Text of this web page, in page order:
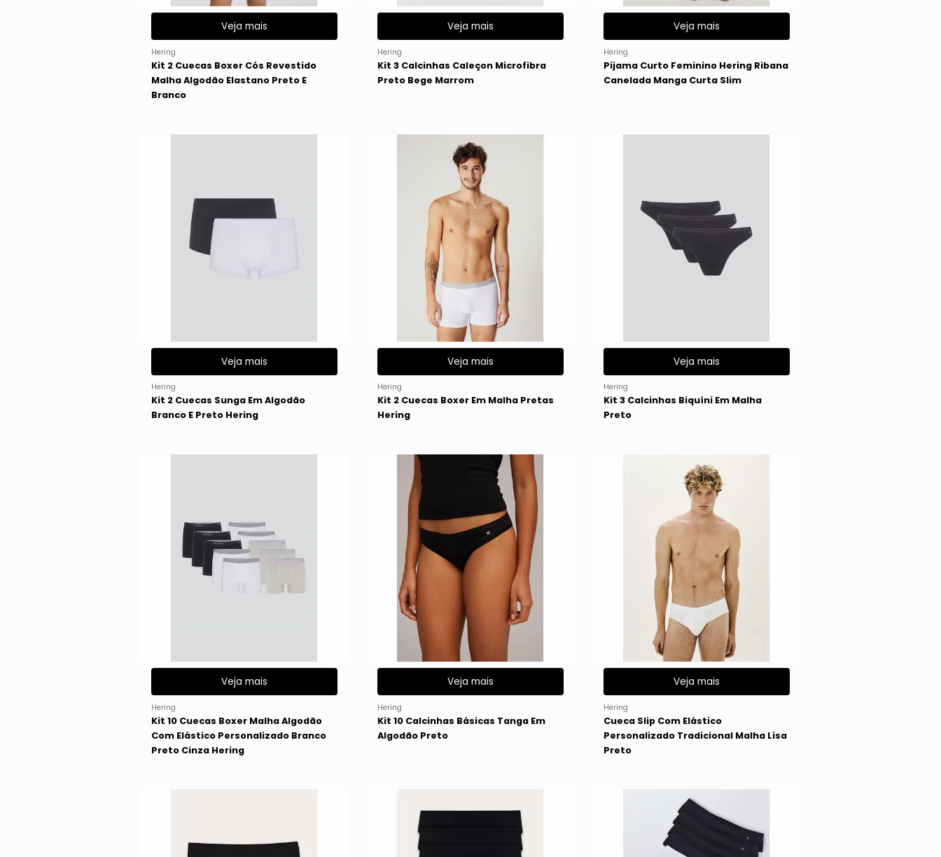
Veja mais
Hering
Kit 2 Cuecas Boxer Cós Revestido
Malha Algodão Elastano Preto E
Branco
Veja mais
Hering
Kit 3 Calcinhas Caleçon Microfibra
Preto Bege Marrom
Veja mais
Hering
Pijama Curto Feminino Hering Ribana
Canelada Manga Curta Slim
Veja mais
Hering
Kit 2 Cuecas Sunga Em Algodão
Branco E Preto Hering
Veja mais
Hering
Kit 2 Cuecas Boxer Em Malha Pretas
Hering
Veja mais
Hering
Kit 3 Calcinhas Biquíni Em Malha
Preto
Veja mais
Hering
Kit 10 Cuecas Boxer Malha Algodão
Com Elástico Personalizado Branco
Preto Cinza Hering
Veja mais
Hering
Kit 10 Calcinhas Básicas Tanga Em
Algodão Preto
Veja mais
Hering
Cueca Slip Com Elástico
Personalizado Tradicional Malha Lisa
Preto